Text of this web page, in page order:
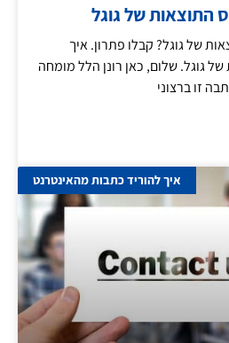
התוצאות של גוגל
של גוגל? קבלו פתרון. איך
גוגל. שלום, כאן רונן הלל מומחה
זו ברצוני
איך להוריד כתבות מהאינטרנט